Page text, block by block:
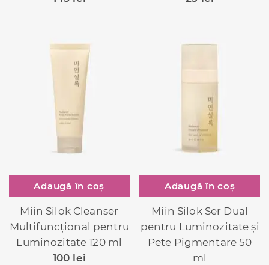
Adaugă în coș
Miin Silok Cleanser
Multifuncțional pentru
Luminozitate 120 ml
100 lei
Adaugă în coș
Miin Silok Ser Dual
pentru Luminozitate și
Pete Pigmentare 50
ml